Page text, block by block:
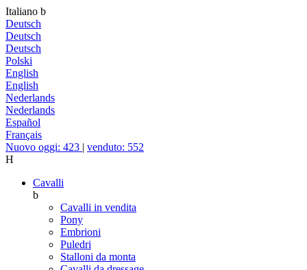
Italiano b
Deutsch
Deutsch
Deutsch
Polski
English
English
Nederlands
Nederlands
Español
Français
Nuovo oggi: 423 | venduto: 552
H
Cavalli
b
Cavalli in vendita
Pony
Embrioni
Puledri
Stalloni da monta